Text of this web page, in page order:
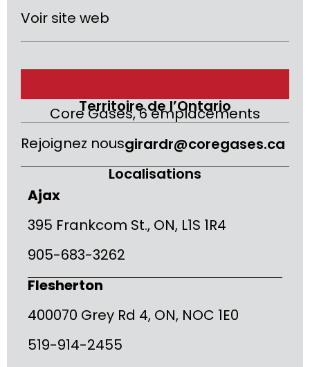
Voir site web
Territoire de l’Ontario
Core Gases, 6 emplacements
Rejoignez nousgirardr@coregases.ca
Localisations
Ajax
395 Frankcom St., ON, L1S 1R4
905-683-3262
Flesherton
400070 Grey Rd 4, ON, NOC 1E0
519-914-2455